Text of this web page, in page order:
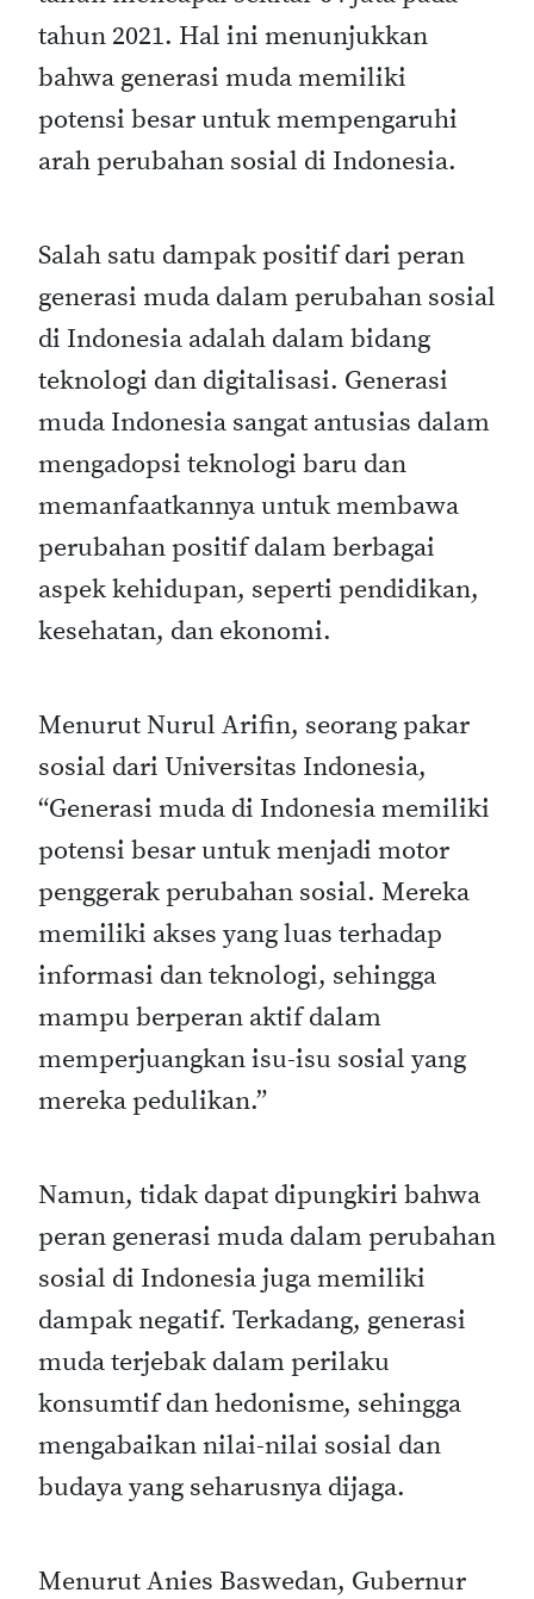
tahun 2021. Hal ini menunjukkan
bahwa generasi muda memiliki
potensi besar untuk mempengaruhi
arah perubahan sosial di Indonesia.
Salah satu dampak positif dari peran
generasi muda dalam perubahan sosial
di Indonesia adalah dalam bidang
teknologi dan digitalisasi. Generasi
muda Indonesia sangat antusias dalam
mengadopsi teknologi baru dan
memanfaatkannya untuk membawa
perubahan positif dalam berbagai
aspek kehidupan, seperti pendidikan,
kesehatan, dan ekonomi.
Menurut Nurul Arifin, seorang pakar
sosial dari Universitas Indonesia,
“Generasi muda di Indonesia memiliki
potensi besar untuk menjadi motor
penggerak perubahan sosial. Mereka
memiliki akses yang luas terhadap
informasi dan teknologi, sehingga
mampu berperan aktif dalam
memperjuangkan isu-isu sosial yang
mereka pedulikan.”
Namun, tidak dapat dipungkiri bahwa
peran generasi muda dalam perubahan
sosial di Indonesia juga memiliki
dampak negatif. Terkadang, generasi
muda terjebak dalam perilaku
konsumtif dan hedonisme, sehingga
mengabaikan nilai-nilai sosial dan
budaya yang seharusnya dijaga.
Menurut Anies Baswedan, Gubernur